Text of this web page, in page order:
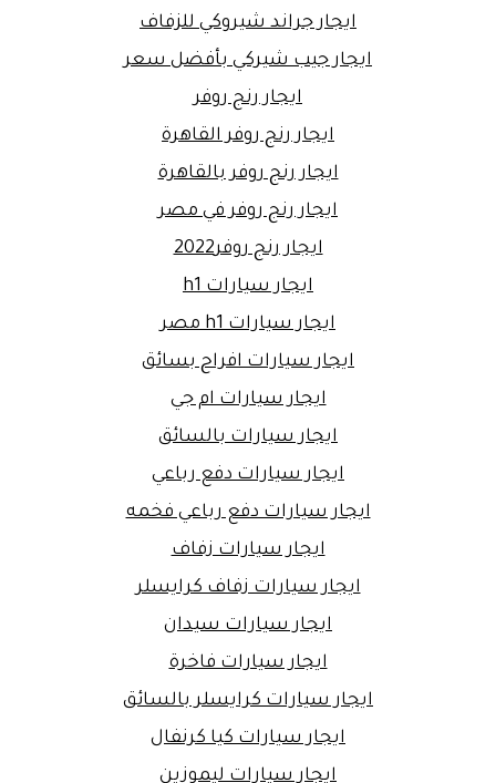
ايجار جراند شيروكي للزفاف
ايجار جيب شيركي بأفضل سعر
ايجار رنج روفر
ايجار رنج روفر القاهرة
ايجار رنج روفر بالقاهرة
ايجار رنج روفر في مصر
ايجار رنج روفر2022
ايجار سيارات h1
ايجار سيارات h1 مصر
ايجار سيارات افراح بسائق
ايجار سيارات ام جي
ايجار سيارات بالسائق
ايجار سيارات دفع رباعي
ايجار سيارات دفع رباعي فخمه
ايجار سيارات زفاف
ايجار سيارات زفاف كرايسلر
ايجار سيارات سيدان
ايجار سيارات فاخرة
ايجار سيارات كرايسلر بالسائق
ايجار سيارات كيا كرنفال
ايجار سيارات ليموزين